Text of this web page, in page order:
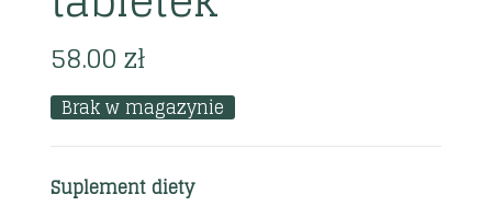
58.00zł
Brak w magazynie
Suplement diety